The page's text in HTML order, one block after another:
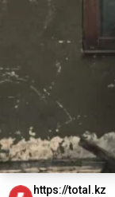
https://total.kz